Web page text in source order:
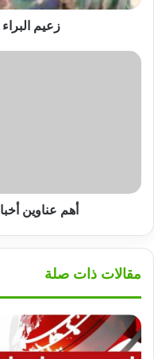
زعيم
أهم
أهم عناوين
مقالات ذات صلة